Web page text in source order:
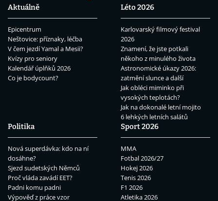
Aktuálně
Epicentrum
Neštovice: příznaky, léčba
V čem jezdí Yamal a Mesii?
Kvízy pro seniory
Kalendář úplňků 2026
Co je bodycount?
Léto 2026
Karlovarský filmový festival
2026
Znamení, že jste potkali
někoho z minulého života
Astronomické úkazy 2026:
zatmění slunce a další
Jak obléci miminko při
vysokých teplotách?
Jak na dokonalé letní mojito
6 lehkých letních salátů
Politika
Nová superdávka: kdo na ní
dosáhne?
Sjezd sudetských Němců
Proč vláda zavádí EET?
Padni komu padni
Výpověď z práce vzor
Sport 2026
MMA
Fotbal 2026/27
Hokej 2026
Tenis 2026
F1 2026
Atletika 2026